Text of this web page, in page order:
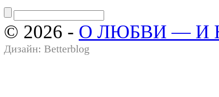
© 2026 - О ЛЮБВИ — И
Дизайн: Betterblog